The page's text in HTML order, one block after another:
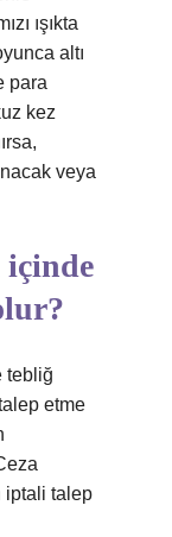
ışıkta
altı
para
kez
veya
içinde
tebliğ
etme
iptali talep